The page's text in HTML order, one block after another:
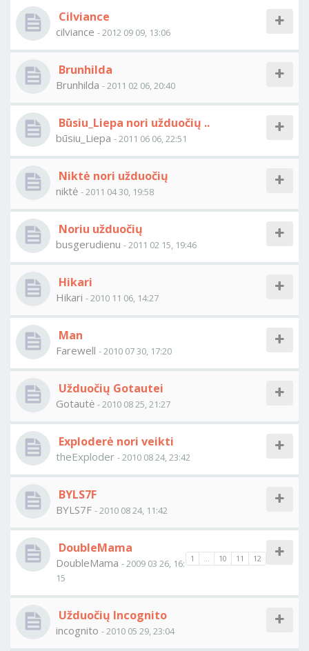
Cilviance
cilviance - 2012 09 09, 13:06
Brunhilda
Brunhilda - 2011 02 06, 20:40
Būsiu_Liepa nori užduočių ..
būsiu_Liepa - 2011 06 06, 22:51
Niktė nori užduočių
niktė - 2011 04 30, 19:58
Noriu užduočių
busgerudienu - 2011 02 15, 19:46
Hikari
Hikari - 2010 11 06, 14:27
Man
Farewell - 2010 07 30, 17:20
Užduočių Gotautei
Gotautė - 2010 08 25, 21:27
Exploderė nori veikti
theExploder - 2010 08 24, 23:42
BYLS7F
BYLS7F - 2010 08 24, 11:42
DoubleMama
1 ... 10 11 12
DoubleMama - 2009 03 26, 16:
15
Užduočių Incognito
incognito - 2010 05 29, 23:04